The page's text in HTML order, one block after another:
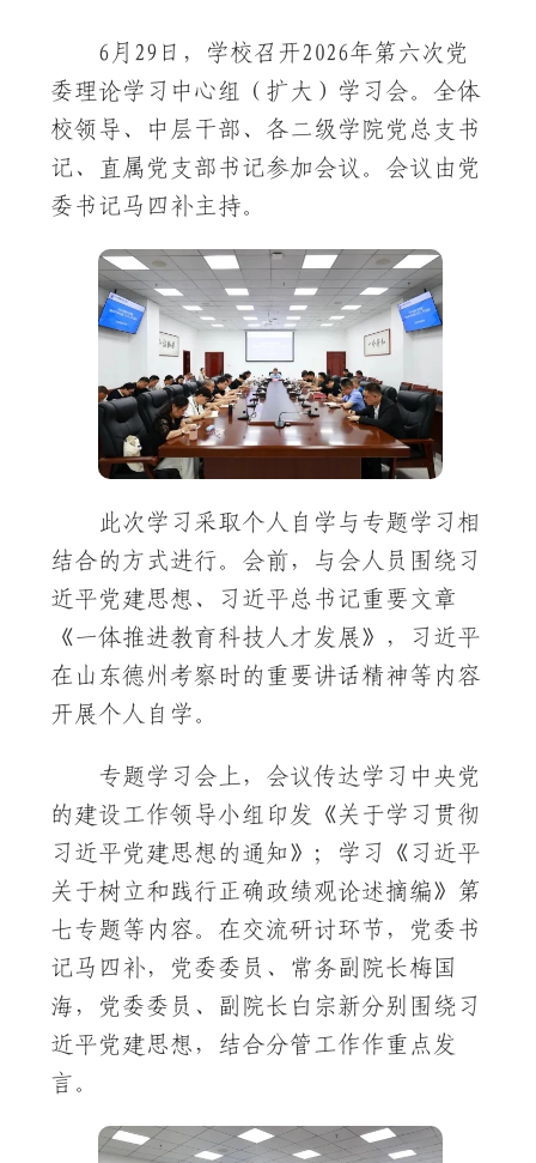
6月29日，学校召开2026年第六次党
委理论学习中心组（扩大）学习会。全体
校领导、中层干部、各二级学院党总支书
记、直属党支部书记参加会议。会议由党
委书记马四补主持。
此次学习采取个人自学与专题学习相
结合的方式进行。会前，与会人员围绕习
近平党建思想、习近平总书记重要文章
《一体推进教育科技人才发展》，习近平
在山东德州考察时的重要讲话精神等内容
开展个人自学。
专题学习会上，会议传达学习中央党
的建设工作领导小组印发《关于学习贯彻
习近平党建思想的通知》；学习《习近平
关于树立和践行正确政绩观论述摘编》第
七专题等内容。在交流研讨环节，党委书
记马四补，党委委员、常务副院长梅国
海，党委委员、副院长白宗新分别围绕习
近平党建思想，结合分管工作作重点发
言。